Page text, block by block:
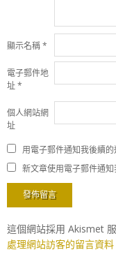
顯示名稱*
電子郵件地
址*
個人網站網
址
用電子郵件通知我後續的
新文章使用電子郵件通知
這個網站採用 Akismet
處理網站訪客的留言資料